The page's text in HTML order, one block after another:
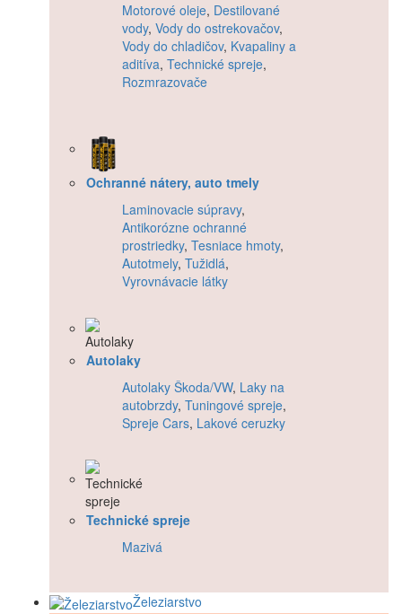
Motorové oleje, Destilované
vody, Vody do ostrekovačov,
Vody do chladičov, Kvapaliny a
aditíva, Technické spreje,
Rozmrazovače
Ochranné nátery, auto tmely
Laminovacie súpravy,
Antikorózne ochranné
prostriedky, Tesniace hmoty,
Autotmely, Tužidlá,
Vyrovnávacie látky
Autolaky
Autolaky Škoda/VW, Laky na
autobrzdy, Tuningové spreje,
Spreje Cars, Lakové ceruzky
Technické spreje
Mazivá
Železiarstvo